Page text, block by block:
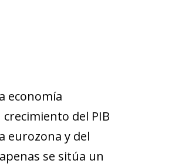
economía
del PIB
eurozona y del
se sitúa un